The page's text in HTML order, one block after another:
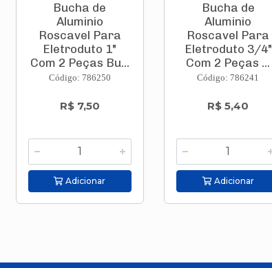
Bucha de
Aluminio
Roscavel Para
Eletroduto 1"
Com 2 Peças Bu...
Código: 786250
R$ 7,50
Adicionar
Bucha de
Aluminio
Roscavel Para
Eletroduto 3/4"
Com 2 Peças ...
Código: 786241
R$ 5,40
Adicionar